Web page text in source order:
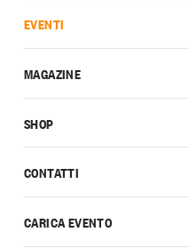
CONTATTI
CARICA EVENTO
EVENTI
MAGAZINE
SHOP